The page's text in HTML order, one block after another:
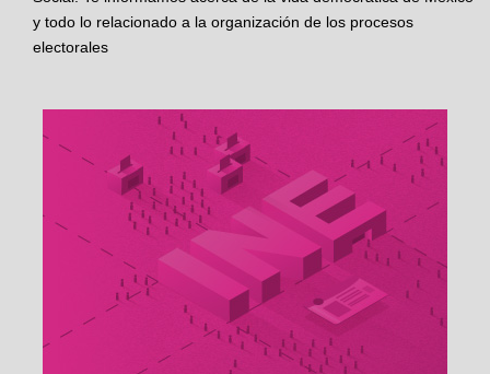
y todo lo relacionado a la organización de los procesos
electorales